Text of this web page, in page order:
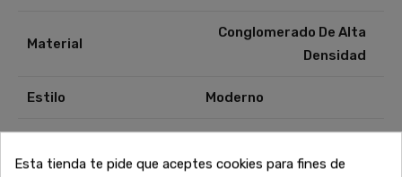
Material
Conglomerado De Alta
Densidad
Estilo Moderno
Esta tienda te pide que aceptes cookies para fines de